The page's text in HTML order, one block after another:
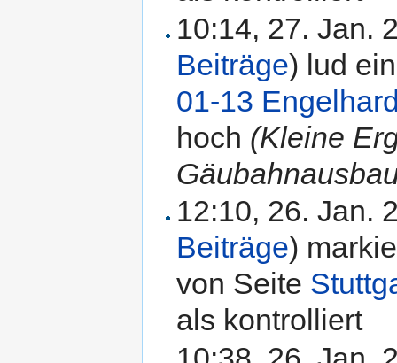
10:14, 27. Jan.
Beiträge) lud
01-13
hoch (Kleine
12:10, 26. Jan.
Beiträge)
von Seite
als kontrolliert